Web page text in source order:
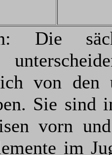
Die
von den
Sie sind
vorn
im